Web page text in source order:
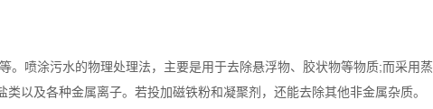
。喷涂污水的物理处理法，主要是用于去除悬浮物、胶状物等物质;而采用
以及各种金属离子。若投加磁铁粉和凝聚剂，还能去除其他非金属杂质。